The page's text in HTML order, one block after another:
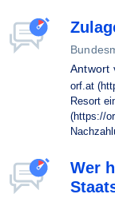
Antwort
orf.at
Resort
(https://
Wer